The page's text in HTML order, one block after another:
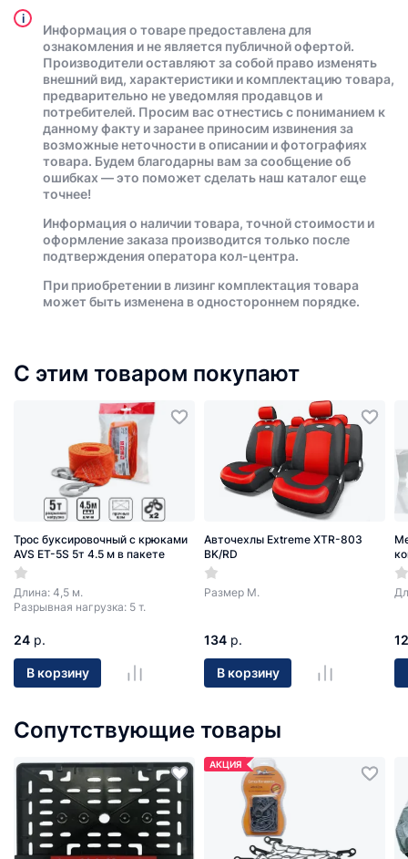
i
Информация о товаре предоставлена для
ознакомления и не является публичной офертой.
Производители оставляют за собой право изменять
внешний вид, характеристики и комплектацию товара,
предварительно не уведомляя продавцов и
потребителей. Просим вас отнестись с пониманием к
данному факту и заранее приносим извинения за
возможные неточности в описании и фотографиях
товара. Будем благодарны вам за сообщение об
ошибках — это поможет сделать наш каталог еще
точнее!
Информация о наличии товара, точной стоимости и
оформление заказа производится только после
подтверждения оператора кол-центра.
При приобретении в лизинг комплектация товара
может быть изменена в одностороннем порядке.
С этим товаром покупают
Трос буксировочный с крюками
AVS ET-5S 5т 4.5 м в пакете
Длина: 4,5 м.
Разрывная нагрузка: 5 т.
24 р.
В корзину
Авточехлы Extreme XTR-803
BK/RD
Размер М.
134 р.
В корзину
12
Сопутствующие товары
АКЦИЯ